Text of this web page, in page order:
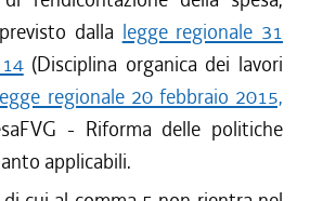
dalla legge regionale 31
(Disciplina organica dei lavori
regionale 20 febbraio 2015,
- Riforma delle politiche
applicabili.